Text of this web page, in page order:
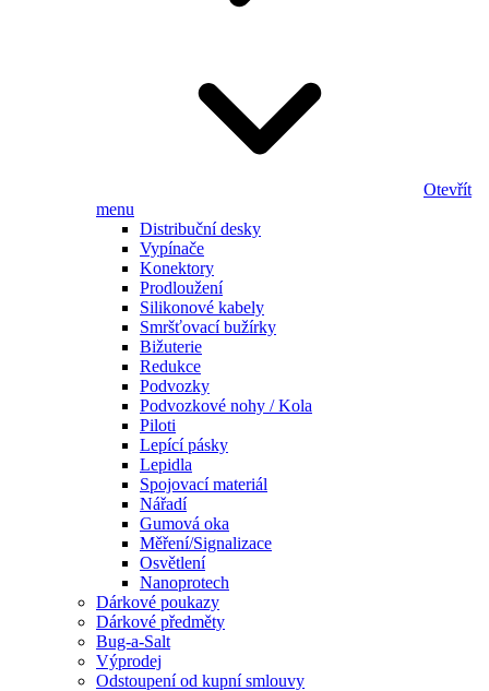
Otevřít
menu
Distribuční desky
Vypínače
Konektory
Prodloužení
Silikonové kabely
Smršťovací bužírky
Bižuterie
Redukce
Podvozky
Podvozkové nohy / Kola
Piloti
Lepící pásky
Lepidla
Spojovací materiál
Nářadí
Gumová oka
Měření/Signalizace
Osvětlení
Nanoprotech
Dárkové poukazy
Dárkové předměty
Bug-a-Salt
Výprodej
Odstoupení od kupní smlouvy